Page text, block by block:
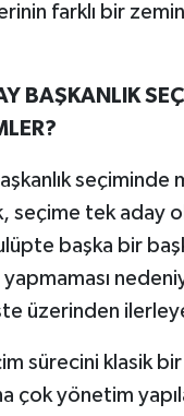
farklı bir
BAŞKANLIK
seçiminde
seçime tek aday
başka bir
üzerinden
sürecini klasik bir
çok yönetim